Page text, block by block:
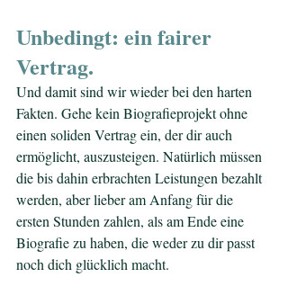
Unbedingt: ein fairer
Vertrag.
Und damit sind wir wieder bei den harten
Fakten. Gehe kein Biografieprojekt ohne
einen soliden Vertrag ein, der dir auch
ermöglicht, auszusteigen. Natürlich müssen
die bis dahin erbrachten Leistungen bezahlt
werden, aber lieber am Anfang für die
ersten Stunden zahlen, als am Ende eine
Biografie zu haben, die weder zu dir passt
noch dich glücklich macht.